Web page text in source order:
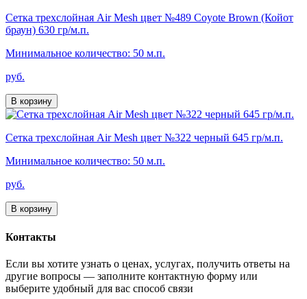
Сетка трехслойная Air Mesh цвет №489 Coyote Brown (Койот
браун) 630 гр/м.п.
Минимальное количество: 50 м.п.
руб.
В корзину
Сетка трехслойная Air Mesh цвет №322 черный 645 гр/м.п.
Минимальное количество: 50 м.п.
руб.
В корзину
Контакты
Если вы хотите узнать о ценах, услугах, получить ответы на
другие вопросы — заполните контактную форму или
выберите удобный для вас способ связи